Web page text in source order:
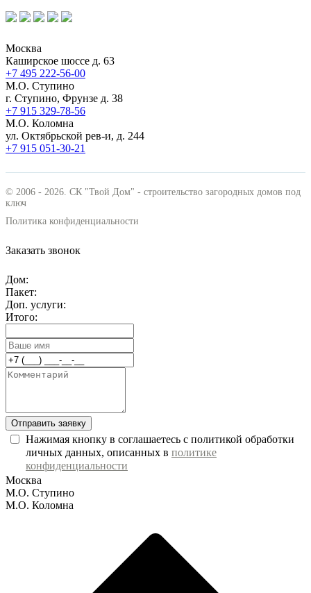
Москва
Каширское шоссе д. 63
+7 495 222-56-00
М.О. Ступино
г. Ступино, Фрунзе д. 38
+7 915 329-78-56
М.О. Коломна
ул. Октябрьской рев-и, д. 244
+7 915 051-30-21
© 2006 - 2026. СК "Твой Дом" - строительство загородных домов под
ключ
Политика конфиденциальности
Заказать звонок
Дом:
Пакет:
Доп. услуги:
Итого:
Отправить заявку
Нажимая кнопку в соглашаетесь с политикой обработки
личных данных, описанных в политике
конфиденциальности
Москва
М.О. Ступино
М.О. Коломна